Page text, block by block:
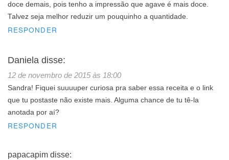
doce demais, pois tenho a impressão que agave é mais doce.
Talvez seja melhor reduzir um pouquinho a quantidade.
RESPONDER
Daniela disse:
12 de novembro de 2015 às 18:00
Sandra! Fiquei suuuuper curiosa pra saber essa receita e o link
que tu postaste não existe mais. Alguma chance de tu tê-la
anotada por aí?
RESPONDER
papacapim disse: